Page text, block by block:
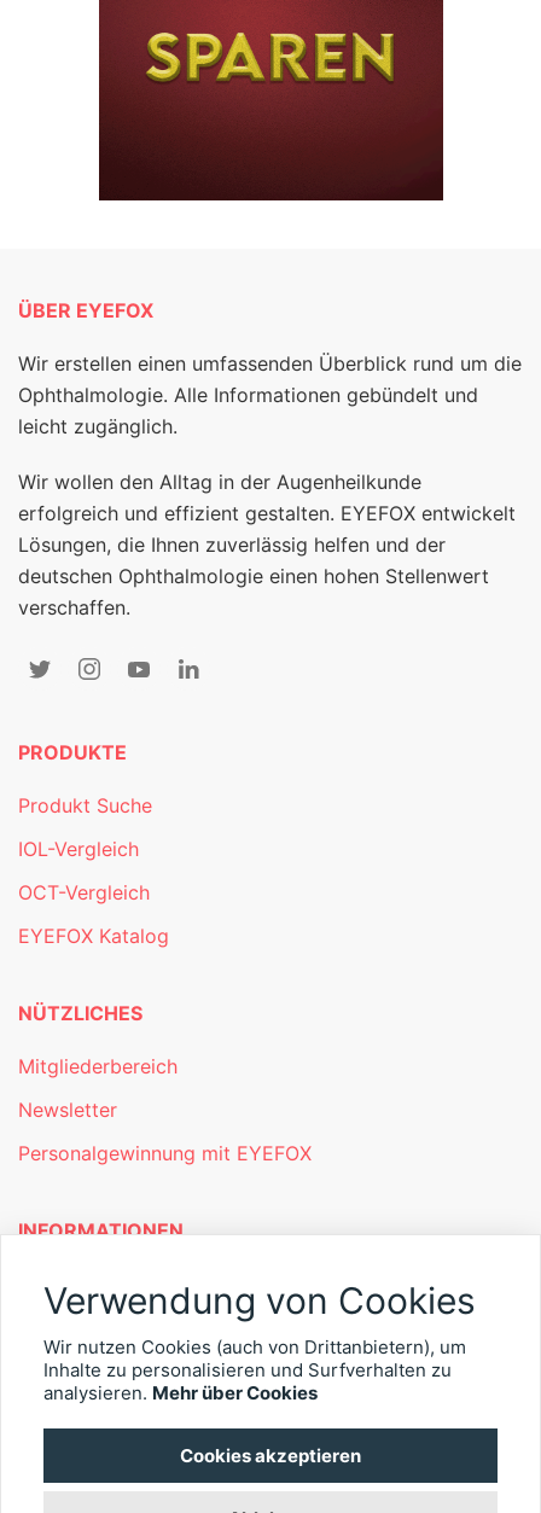
ÜBER EYEFOX
Wir erstellen einen umfassenden Überblick rund um die
Ophthalmologie. Alle Informationen gebündelt und
leicht zugänglich.
Wir wollen den Alltag in der Augenheilkunde
erfolgreich und effizient gestalten. EYEFOX entwickelt
Lösungen, die Ihnen zuverlässig helfen und der
deutschen Ophthalmologie einen hohen Stellenwert
verschaffen.
PRODUKTE
Produkt Suche
IOL-Vergleich
OCT-Vergleich
EYEFOX Katalog
NÜTZLICHES
Mitgliederbereich
Newsletter
Personalgewinnung mit EYEFOX
INFORMATIONEN
Was ist EYEFOX – Ihre Möglichkeiten
Kontakt
Verwendung von Cookies
Wir nutzen Cookies (auch von Drittanbietern), um
Inhalte zu personalisieren und Surfverhalten zu
analysieren. Mehr über Cookies
Cookies akzeptieren